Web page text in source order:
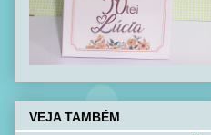
VEJA TAMBÉM